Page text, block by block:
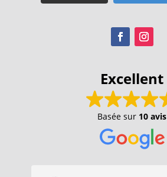
Excellent
Basée sur 10 avis